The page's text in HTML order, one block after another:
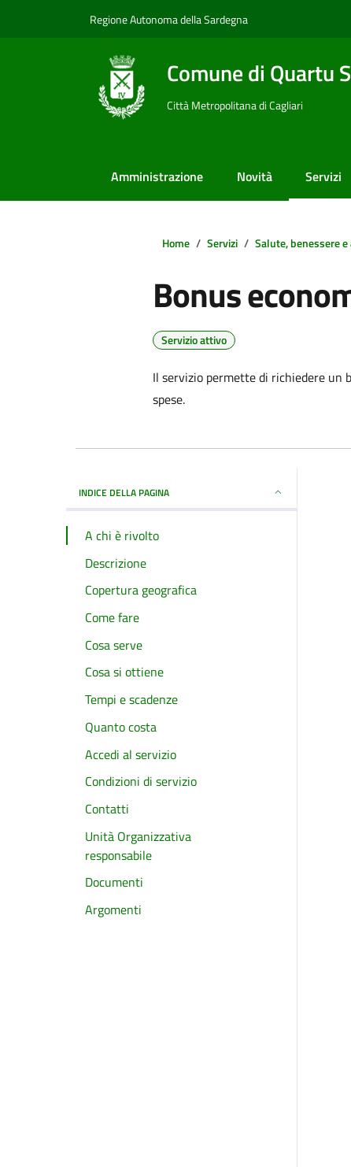
Regione Autonoma della Sardegna
Comune di Quartu
Città Metropolitana di Cagliari
Amministrazione Novità Servizi
Home Servizi Salute, benessere
Bonus
Servizio attivo
Il servizio permette di richiedere un
spese.
INDICE DELLA PAGINA
A chi è rivolto
Descrizione
Copertura geografica
Come fare
Cosa serve
Cosa si ottiene
Tempi e scadenze
Quanto costa
Accedi al servizio
Condizioni di servizio
Contatti
Unità Organizzativa
responsabile
Documenti
Argomenti